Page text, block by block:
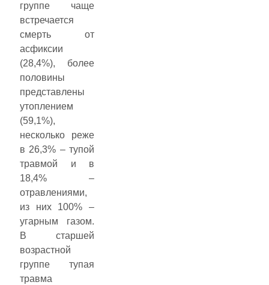
группе чаще
встречается
смерть от
асфиксии
(28,4%), более
половины
представлены
утоплением
(59,1%),
несколько реже
в 26,3% – тупой
травмой и в
18,4% –
отравлениями,
из них 100% –
угарным газом.
В старшей
возрастной
группе тупая
травма